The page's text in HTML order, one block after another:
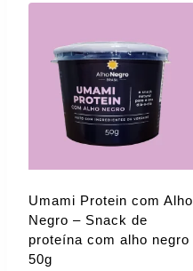
Umami Protein com Alho
Negro – Snack de
proteína com alho negro
50g